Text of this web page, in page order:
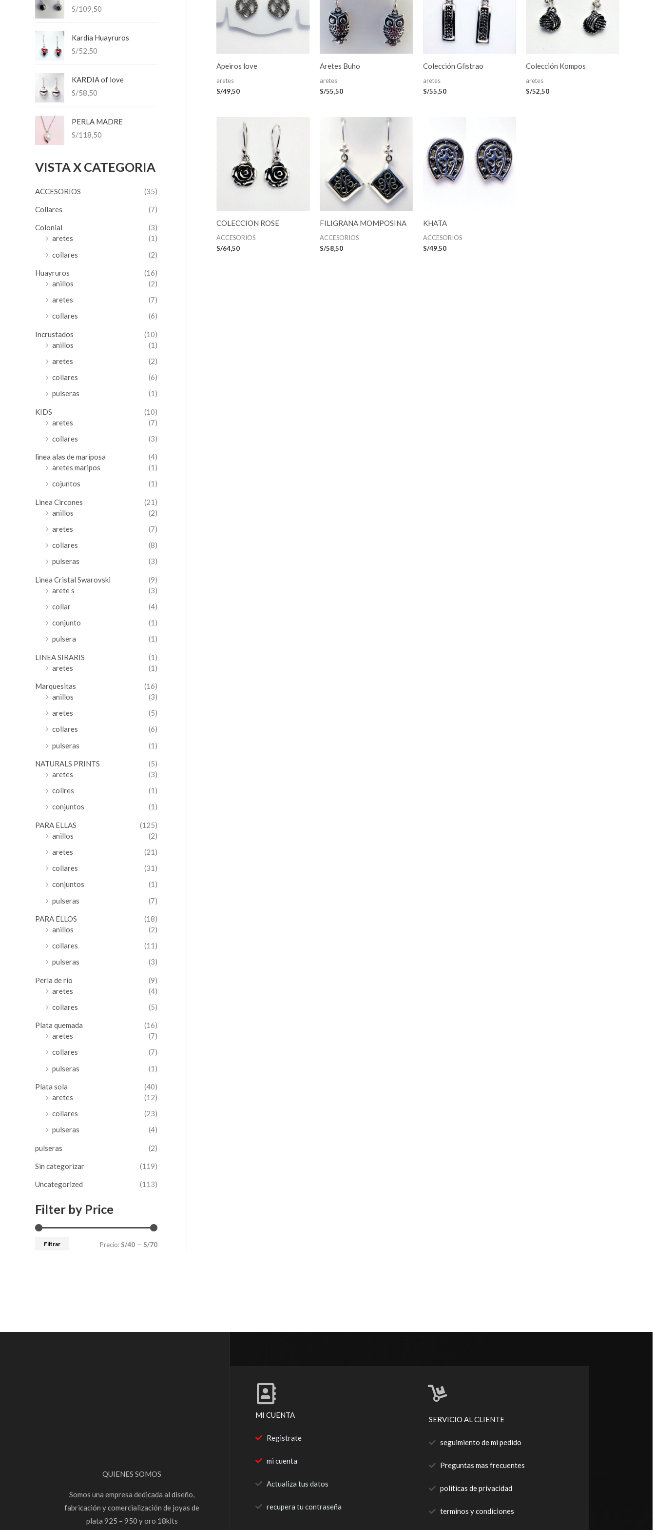
r
:
S/109,50
Kardia Huayruros
S/52,50
KARDIA of love
S/58,50
PERLA MADRE
S/118,50
VISTA X CATEGORIA
ACCESORIOS (35)
Collares (7)
Colonial
(3)
aretes
(1)
collares
(2)
Huayruros
(16)
anillos
(2)
aretes
(7)
collares
(6)
Incrustados
(10)
anillos
(1)
aretes
(2)
collares
(6)
pulseras
(1)
KIDS
(10)
aretes
(7)
collares
(3)
linea alas de mariposa
(4)
aretes maripos
(1)
cojuntos
(1)
Linea Circones
(21)
anillos
(2)
aretes
(7)
collares
(8)
pulseras
(3)
Linea Cristal Swarovski
(9)
arete s
(3)
collar
(4)
conjunto
(1)
pulsera
(1)
LINEA SIRARIS
(1)
aretes
(1)
Marquesitas
(16)
anillos
(3)
aretes
(5)
collares
(6)
pulseras
(1)
NATURALS PRINTS
(5)
aretes
(3)
collres
(1)
conjuntos
(1)
PARA ELLAS
(125)
anillos
(2)
aretes
(21)
collares
(31)
conjuntos
(1)
pulseras
(7)
PARA ELLOS
(18)
anillos
(2)
collares
(11)
pulseras
(3)
Perla de rio
(9)
aretes
(4)
collares
(5)
Plata quemada
(16)
aretes
(7)
collares
(7)
pulseras
(1)
Plata sola
(40)
aretes
(12)
collares
(23)
pulseras
(4)
pulseras (2)
Sin categorizar (119)
Uncategorized (113)
Filter by Price
Filtrar Precio: S/40 — S/70
Apeiros love
aretes
S/49,50
Aretes Buho
aretes
S/55,50
Colección Glistrao
aretes
S/55,50
Colección Kompos
aretes
S/52,50
COLECCION ROSE
ACCESORIOS
S/64,50
FILIGRANA MOMPOSINA
ACCESORIOS
S/58,50
KHATA
ACCESORIOS
S/49,50
QUIENES SOMOS
Somos una empresa dedicada al diseño,
fabricación y comercialización de joyas de
plata 925 – 950 y oro 18klts
MI CUENTA
Registrate
mi cuenta
Actualiza tus datos
recupera tu contraseña
SERVICIO AL CLIENTE
seguimiento de mi pedido
Preguntas mas frecuentes
politicas de privacidad
terminos y condiciones